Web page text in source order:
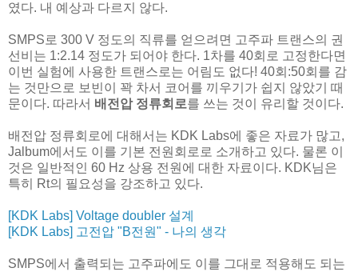
였다. 내 예상과 다르지 않다.
SMPS로 300 V 정도의 직류를 얻으려면 고주파 트랜스의 권
선비는 1:2.14 정도가 되어야 한다. 1차를 40회로 고정한다면
이번 실험에 사용한 트랜스로는 어림도 없다! 40회:50회를 감
는 것만으로 보빈이 꽉 차서 코어를 끼우기가 쉽지 않았기 때
문이다. 따라서 배전압 정류회로를 쓰는 것이 유리할 것이다.
배전압 정류회로에 대해서는 KDK Labs에 좋은 자료가 많고,
Jalbum에서도 이를 기본 전원회로로 소개하고 있다. 물론 이
것은 일반적인 60 Hz 상용 전원에 대한 자료이다. KDK님은
특히 Rt의 필요성을 강조하고 있다.
[KDK Labs] Voltage doubler 설계
[KDK Labs] 고전압 "B전원" - 나의 생각
SMPS에서 출력되는 고주파에도 이를 그대로 적용해도 되는